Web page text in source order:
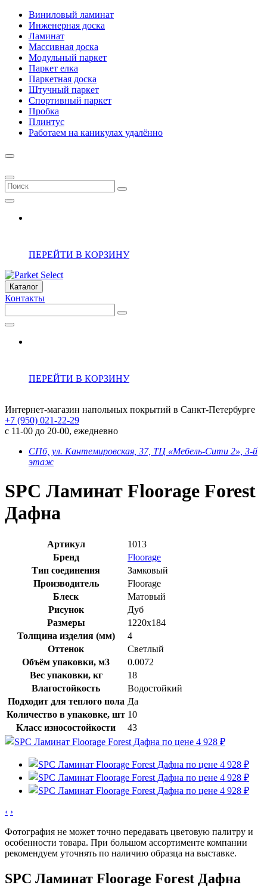
Виниловый ламинат
Инженерная доска
Ламинат
Массивная доска
Модульный паркет
Паркет елка
Паркетная доска
Штучный паркет
Спортивный паркет
Пробка
Плинтус
Работаем на каникулах удалённо
ПЕРЕЙТИ В КОРЗИНУ
Каталог
Контакты
ПЕРЕЙТИ В КОРЗИНУ
Интернет-магазин напольных покрытий в Санкт-Петербурге
+7 (950) 021-22-29
с 11-00 до 20-00, ежедневно
СПб, ул. Кантемировская, 37, ТЦ «Мебель-Сити 2», 3-й
этаж
SPC Ламинат Floorage Forest
Дафна
Артикул
1013
Бренд
Floorage
Тип соединения
Замковый
Производитель
Floorage
Блеск
Матовый
Рисунок
Дуб
Размеры
1220х184
Толщина изделия (мм)
4
Оттенок
Светлый
Объём упаковки, м3
0.0072
Вес упаковки, кг
18
Влагостойкость
Водостойкий
Подходит для теплого пола Да
Количество в упаковке, шт 10
Класс износостойкости
43
‹ ›
Фотография не может точно передавать цветовую палитру и
особенности товара. При большом ассортименте компании
рекомендуем уточнять по наличию образца на выставке.
SPC Ламинат Floorage Forest Дафна